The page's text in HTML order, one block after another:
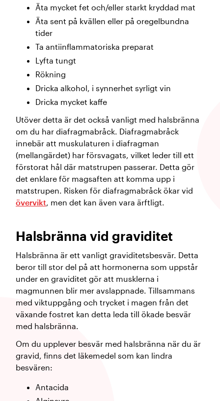
Äta mycket fet och/eller starkt kryddad mat
Äta sent på kvällen eller på oregelbundna
tider
Ta antiinflammatoriska preparat
Lyfta tungt
Rökning
Dricka alkohol, i synnerhet syrligt vin
Dricka mycket kaffe
Utöver detta är det också vanligt med halsbränna
om du har diafragmabråck. Diafragmabråck
innebär att muskulaturen i diafragman
(mellangärdet) har försvagats, vilket leder till ett
förstorat hål där matstrupen passerar. Detta gör
det enklare för magsaften att komma upp i
matstrupen. Risken för diafragmabråck ökar vid
övervikt, men det kan även vara ärftligt.
Halsbränna vid graviditet
Halsbränna är ett vanligt graviditetsbesvär. Detta
beror till stor del på att hormonerna som uppstår
under en graviditet gör att musklerna i
magmunnen blir mer avslappnade. Tillsammans
med viktuppgång och trycket i magen från det
växande fostret kan detta leda till ökade besvär
med halsbränna.
Om du upplever besvär med halsbränna när du är
gravid, finns det läkemedel som kan lindra
besvären:
Antacida